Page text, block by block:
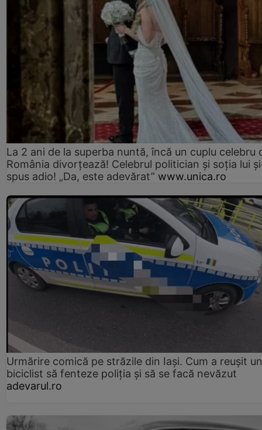
La 2 ani de la superba nuntă, încă un cuplu celebru
România divorțează! Celebrul politician și soția lui
spus adio! „Da, este adevărat” www.unica.ro
Urmărire comică pe străzile din Iași. Cum a reușit un
biciclist să fenteze poliția și să se facă nevăzut
adevarul.ro